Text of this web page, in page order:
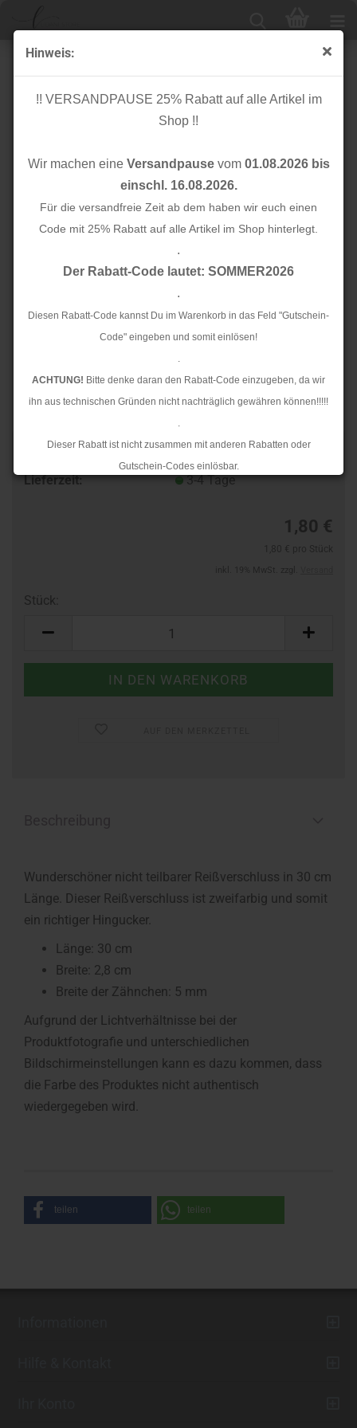
Hinweis:
!! VERSANDPAUSE 25% Rabatt auf alle Artikel im
Shop !!
Wir machen eine Versandpausevom 01.08.2026 bis
einschl. 16.08.2026.
Für die versandfreie Zeit ab dem haben wir euch einen
Code mit 25% Rabatt auf alle Artikel im Shop hinterlegt.
.
Der Rabatt-Code lautet: SOMMER2026
.
Diesen Rabatt-Code kannst Du im Warenkorb in das Feld "Gutschein-
Code" eingeben und somit einlösen!
.
ACHTUNG! Bitte denke daran den Rabatt-Code einzugeben, da wir
ihn aus technischen Gründen nicht nachträglich gewähren können!!!!!
.
Dieser Rabatt ist nicht zusammen mit anderen Rabatten oder
Gutschein-Codes einlösbar.
.
Rückstaus kann es jedoch zu längeren Lieferzeiten kommen.
Reißverschluss - nicht teilbar - 30 cm - bicolour -
königsblau/lachs
Lieferzeit:
3-4 Tage
1,80 €
Stück:
Wunderschöner nicht teilbarer Reißverschluss in 30 cm
Länge. Dieser Reißverschluss ist zweifarbig und somit
ein richtiger Hingucker.
Länge: 30 cm
Breite: 2,8 cm
Breite der Zähnchen: 5 mm
Aufgrund der Lichtverhältnisse bei der
Produktfotografie und unterschiedlichen
Bildschirmeinstellungen kann es dazu kommen, dass
die Farbe des Produktes nicht authentisch
wiedergegeben wird.
teilen teilen